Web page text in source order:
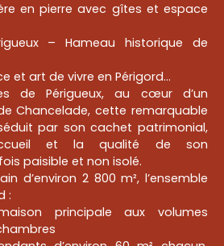
en pierre avec gîtes et espace
– Hameau historique de
et art de vivre en Périgord…
de Périgueux, au cœur d’un
Chancelade, cette remarquable
par son cachet patrimonial,
et la qualité de son
paisible et non isolé.
d’environ 2 800 m², l’ensemble
:
principale aux volumes